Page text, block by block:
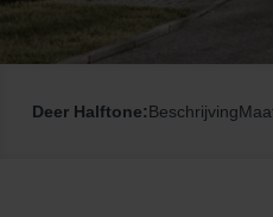
Deer Halftone:Beschrijving